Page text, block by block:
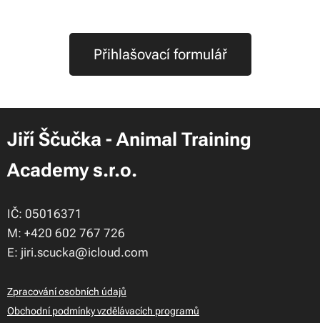
Přihlašovací formulář
Jiří Ščučka - Animal Training
Academy s.r.o.
IČ: 05016371
M: +420 602 767 726
E: jiri.scucka@icloud.com
Zpracování osobních údajů
Obchodní podmínky vzdělávacích programů